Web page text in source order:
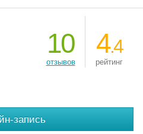
10
отзывов
4.4
рейтинг
запись